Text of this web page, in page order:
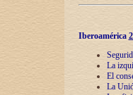
Iberoamérica
La
El
La